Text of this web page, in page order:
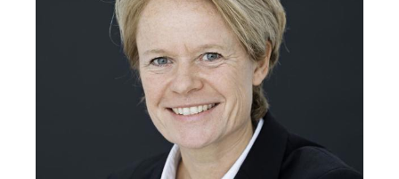
GREEN SPORT FACILITY